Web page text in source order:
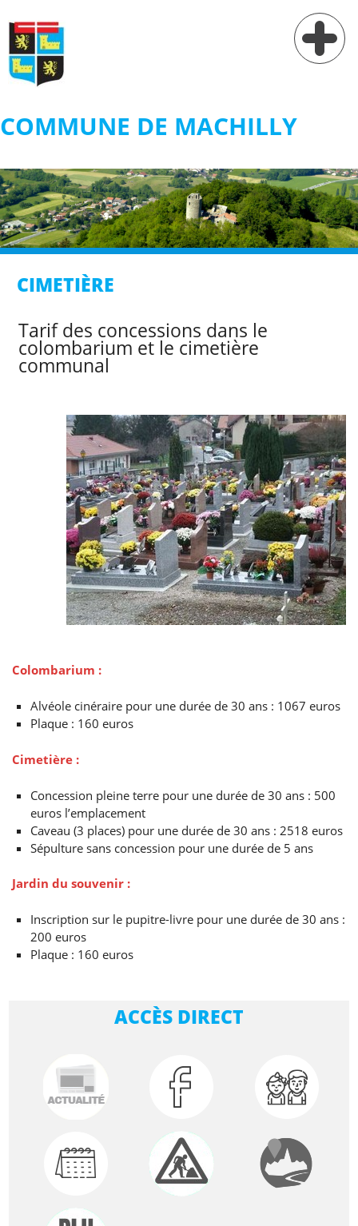
COMMUNE DE MACHILLY
Vie pratique
Services
Village
CIMETIÈRE
Tarif des concessions dans le
colombarium et le cimetière
communal
Colombarium :
Alvéole cinéraire pour une durée de 30 ans : 1067 euros
Plaque : 160 euros
Cimetière :
Concession pleine terre pour une durée de 30 ans : 500
euros l’emplacement
Caveau (3 places) pour une durée de 30 ans : 2518 euros
Sépulture sans concession pour une durée de 5 ans
Jardin du souvenir :
Inscription sur le pupitre-livre pour une durée de 30 ans :
200 euros
Plaque : 160 euros
ACCÈS DIRECT